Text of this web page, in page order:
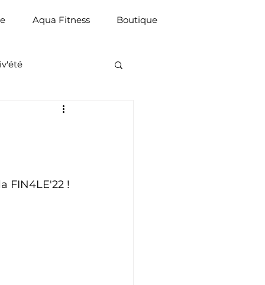
Aqua Fitness Boutique
FIN4LE'22 !